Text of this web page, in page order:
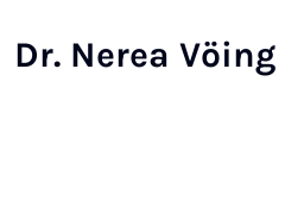
Dr. Nerea Vöing